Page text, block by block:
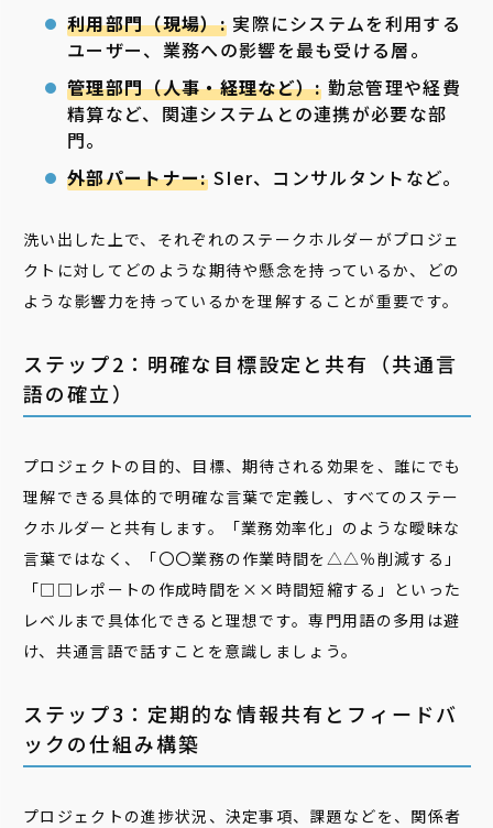
利用部門（現場）:実際にシステムを利用する
ユーザー、業務への影響を最も受ける層。
管理部門（人事・経理など）: 勤怠管理や経費
精算など、関連システムとの連携が必要な部
門。
外部パートナー:SIer、コンサルタントなど。
洗い出した上で、それぞれのステークホルダーがプロジェ
クトに対してどのような期待や懸念を持っているか、どの
ような影響力を持っているかを理解することが重要です。
ステップ2：明確な目標設定と共有（共通言
語の確立）
プロジェクトの目的、目標、期待される効果を、誰にでも
理解できる具体的で明確な言葉で定義し、すべてのステー
クホルダーと共有します。「業務効率化」のような曖昧な
言葉ではなく、「〇〇業務の作業時間を△△％削減する」
「□□レポートの作成時間を××時間短縮する」といった
レベルまで具体化できると理想です。専門用語の多用は避
け、共通言語で話すことを意識しましょう。
ステップ3：定期的な情報共有とフィードバ
ックの仕組み構築
プロジェクトの進捗状況、決定事項、課題などを、関係者